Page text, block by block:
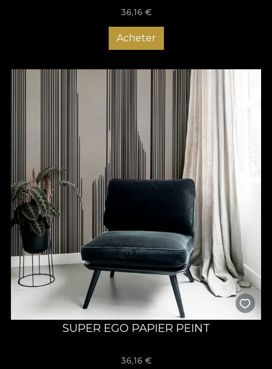
36,16 €
Acheter
SUPER EGO PAPIER PEINT
36,16 €